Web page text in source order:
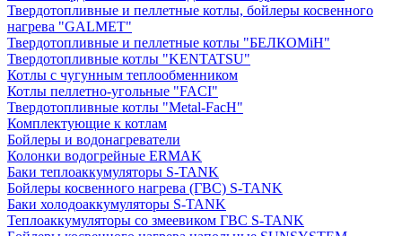
Твердотопливные и пеллетные котлы, бойлеры косвенного
нагрева "GALMET"
Твердотопливные и пеллетные котлы "БЕЛКОМiН"
Твердотопливные котлы "KENTATSU"
Котлы с чугунным теплообменником
Котлы пеллетно-угольные "FACI"
Твердотопливные котлы "Metal-FacH"
Комплектующие к котлам
Бойлеры и водонагреватели
Колонки водогрейные ERMAK
Баки теплоаккумуляторы S-TANK
Бойлеры косвенного нагрева (ГВС) S-TANK
Баки холодоаккумуляторы S-TANK
Теплоаккумуляторы со змеевиком ГВС S-TANK